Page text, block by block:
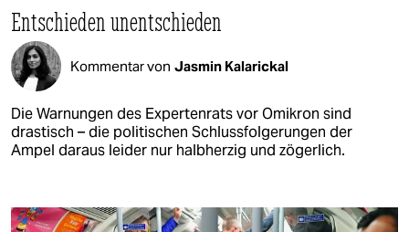
Entschieden unentschieden
Kommentar von Jasmin Kalarickal
Die Warnungen des Expertenrats vor Omikron sind
drastisch – die politischen Schlussfolgerungen der
Ampel daraus leider nur halbherzig und zögerlich.